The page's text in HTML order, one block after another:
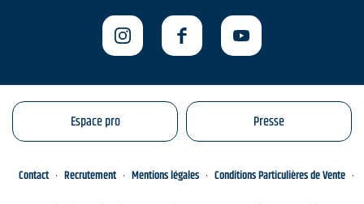
Espace pro Presse
Contact Recrutement Mentions légales
Conditions Particulières de Vente